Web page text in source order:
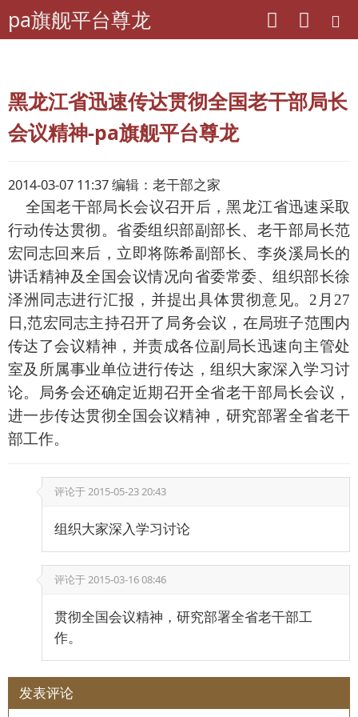
pa旗舰平台尊龙
pa旗舰平台尊龙 老年期刊联盟
黑龙江省迅速传达贯彻全国老干部局长
会议精神-pa旗舰平台尊龙
2014-03-07 11:37 编辑：老干部之家
全国老干部局长会议召开后，黑龙江省迅速采取
行动传达贯彻。省委组织部副部长、老干部局长范
宏同志回来后，立即将陈希副部长、李炎溪局长的
讲话精神及全国会议情况向省委常委、组织部长徐
泽洲同志进行汇报，并提出具体贯彻意见。2月27
日,范宏同志主持召开了局务会议，在局班子范围内
传达了会议精神，并责成各位副局长迅速向主管处
室及所属事业单位进行传达，组织大家深入学习讨
论。局务会还确定近期召开全省老干部局长会议，
进一步传达贯彻全国会议精神，研究部署全省老干
部工作。
评论于2015-05-23 20:43
组织大家深入学习讨论
评论于2015-03-16 08:46
贯彻全国会议精神，研究部署全省老干部工
作。
发表评论